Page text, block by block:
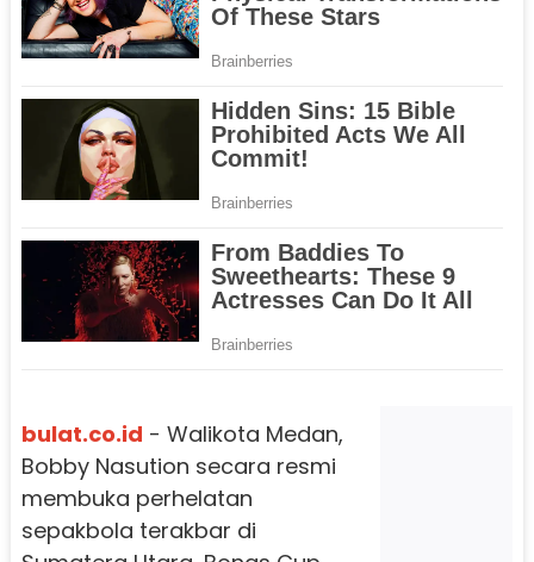
bulat.co.id - Walikota Medan,
Bobby Nasution secara resmi
membuka perhelatan
sepakbola terakbar di